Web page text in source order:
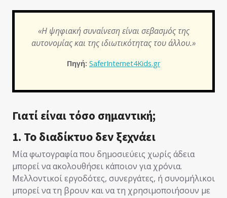
«Η ψηφιακή συναίνεση είναι σεβασμός της
αυτονομίας και της ιδιωτικότητας του άλλου.»
Πηγή: SaferInternet4Kids.gr
Γιατί είναι τόσο σημαντική;
1. Το διαδίκτυο δεν ξεχνάει
Μία φωτογραφία που δημοσιεύεις χωρίς άδεια
μπορεί να ακολουθήσει κάποιον για χρόνια.
Μελλοντικοί εργοδότες, συνεργάτες, ή συνομήλικοι
μπορεί να τη βρουν και να τη χρησιμοποιήσουν με